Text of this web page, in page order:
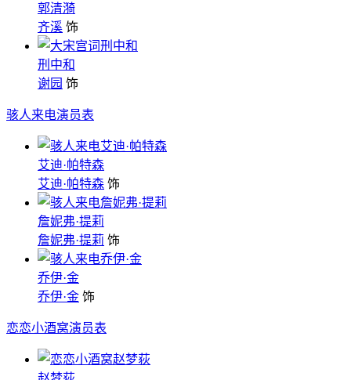
郭清漪
齐溪 饰
刑中和
谢园 饰
骇人来电演员表
艾迪·帕特森
艾迪·帕特森 饰
詹妮弗·提莉
詹妮弗·提莉 饰
乔伊·金
乔伊·金 饰
恋恋小酒窝演员表